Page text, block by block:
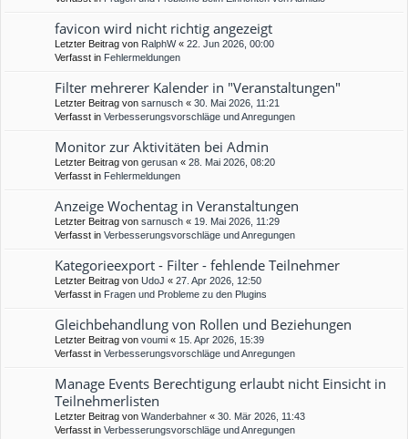
favicon wird nicht richtig angezeigt
Letzter Beitrag von RalphW« 22. Jun 2026, 00:00
Verfasst in Fehlermeldungen
Filter mehrerer Kalender in "Veranstaltungen"
Letzter Beitrag von sarnusch « 30. Mai 2026, 11:21
Verfasst in Verbesserungsvorschläge und Anregungen
Monitor zur Aktivitäten bei Admin
Letzter Beitrag von gerusan « 28. Mai 2026, 08:20
Verfasst in Fehlermeldungen
Anzeige Wochentag in Veranstaltungen
Letzter Beitrag von sarnusch « 19. Mai 2026, 11:29
Verfasst in Verbesserungsvorschläge und Anregungen
Kategorieexport - Filter - fehlende Teilnehmer
Letzter Beitrag von UdoJ « 27. Apr 2026, 12:50
Verfasst in Fragen und Probleme zu den Plugins
Gleichbehandlung von Rollen und Beziehungen
Letzter Beitrag von voumi « 15. Apr 2026, 15:39
Verfasst in Verbesserungsvorschläge und Anregungen
Manage Events Berechtigung erlaubt nicht Einsicht in
Teilnehmerlisten
Letzter Beitrag von Wanderbahner « 30. Mär 2026, 11:43
Verfasst in Verbesserungsvorschläge und Anregungen